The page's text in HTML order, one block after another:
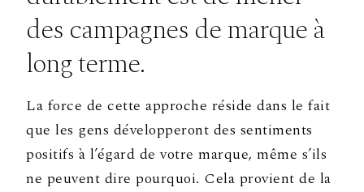
des campagnes de marque à
long terme.
La force de cette approche réside dans le fait
que les gens développeront des sentiments
positifs à l’égard de votre marque, même s’ils
ne peuvent dire pourquoi. Cela provient de la